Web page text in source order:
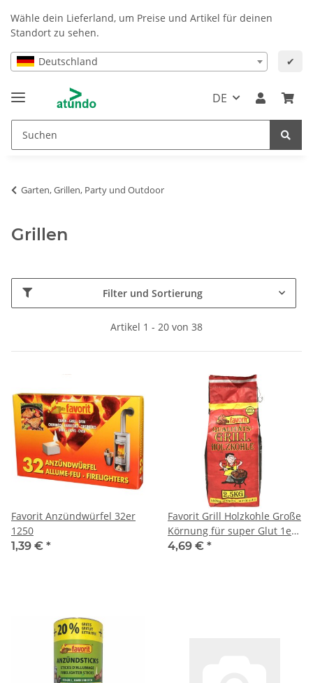
Wähle dein Lieferland, um Preise und Artikel für deinen
Standort zu sehen.
Deutschland ✔
DE
Garten, Grillen, Party und Outdoor
Grillen
Filter und Sortierung
Artikel 1 - 20 von 38
Favorit Anzündwürfel 32er
1250
1,39 € *
Favorit Grill Holzkohle Große
Körnung für super Glut 1er
Pack (1x2,5kg)
4,69 € *